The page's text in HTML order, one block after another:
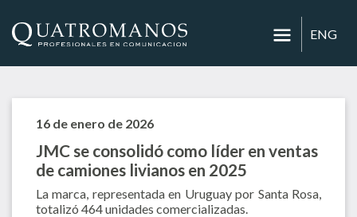
ENG
16 de enero de 2026
JMC se consolidó como líder en ventas
de camiones livianos en 2025
La marca, representada en Uruguay por Santa Rosa,
totalizó 464 unidades comercializadas.